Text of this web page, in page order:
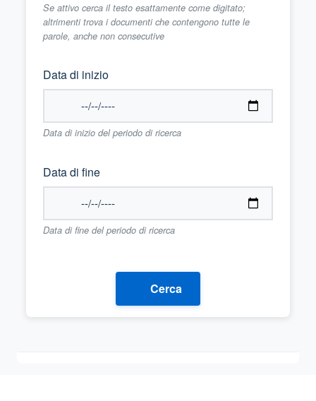
Se attivo cerca il testo esattamente come digitato;
altrimenti trova i documenti che contengono tutte le
parole, anche non consecutive
Data di inizio
Data di inizio del periodo di ricerca
Data di fine
Data di fine del periodo di ricerca
Cerca